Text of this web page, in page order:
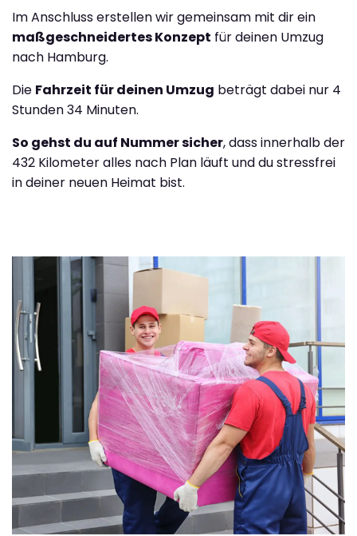
Im Anschluss erstellen wir gemeinsam mit dir ein
maßgeschneidertes Konzept für deinen Umzug
nach Hamburg.
Die Fahrzeit für deinen Umzug beträgt dabei nur 4
Stunden 34 Minuten.
So gehst du auf Nummer sicher, dass innerhalb der
432 Kilometer alles nach Plan läuft und du stressfrei
in deiner neuen Heimat bist.